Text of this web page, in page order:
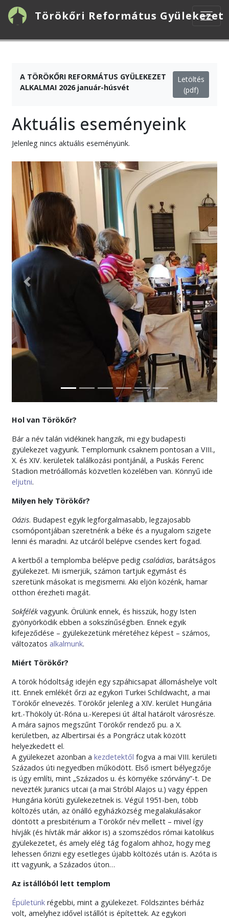
Ugrás
tartalomra
Törökőri Református Gyülekezet
A TÖRÖKŐRI REFORMÁTUS GYÜLEKEZET
ALKALMAI 2026 január-húsvét
Letöltés
(pdf)
Aktuális eseményeink
Jelenleg nincs aktuális eseményünk.
Előző
Hol van Törökőr?
Bár a név talán vidékinek hangzik, mi egy budapesti
gyülekezet vagyunk. Templomunk csaknem pontosan a VIII.,
X. és XIV. kerületek találkozási pontjánál, a Puskás Ferenc
Stadion metróállomás közvetlen közelében van. Könnyű ide
eljutni.
Milyen hely Törökőr?
Oázis. Budapest egyik legforgalmasabb, legzajosabb
csomópontjában szeretnénk a béke és a nyugalom szigete
lenni és maradni. Az utcáról belépve csendes kert fogad.
A kertből a templomba belépve pedig családias, barátságos
gyülekezet. Mi ismerjük, számon tartjuk egymást és
szeretünk másokat is megismerni. Aki eljön közénk, hamar
otthon érezheti magát.
Sokfélékvagyunk. Örülünk ennek, és hisszük, hogy Isten
gyönyörködik ebben a sokszínűségben. Ennek egyik
kifejeződése – gyülekezetünk méretéhez képest – számos,
változatos alkalmunk.
Miért Törökőr?
A török hódoltság idején egy szpáhicsapat állomáshelye volt
itt. Ennek emlékét őrzi az egykori Turkei Schildwacht, a mai
Törökőr elnevezés. Törökőr jelenleg a XIV. kerület Hungária
krt.-Thököly út-Róna u.-Kerepesi út által határolt városrésze.
A mára sajnos megszűnt Törökőr rendező pu. a X.
kerületben, az Albertirsai és a Pongrácz utak között
helyezkedett el.
A gyülekezet azonban a kezdetektől fogva a mai VIII. kerületi
Százados úti negyedben működött. Első ismert bélyegzője
is úgy említi, mint „Százados u. és környéke szórvány”-t. De
nevezték Juranics utcai (a mai Stróbl Alajos u.) vagy éppen
Hungária körúti gyülekezetnek is. Végül 1951-ben, több
költözés után, az önálló egyházközség megalakulásakor
döntött a presbitérium a Törökőr név mellett – mivel így
hívják (és hívták már akkor is) a szomszédos római katolikus
gyülekezetet, és amely elég tág fogalom ahhoz, hogy meg
lehessen őrizni egy esetleges újabb költözés után is. Azóta is
itt vagyunk, a Százados úton…
Az istállóból lett templom
Épületünk régebbi, mint a gyülekezet. Földszintes bérház
volt, amelyhez idővel istállót is építettek. Az egykori